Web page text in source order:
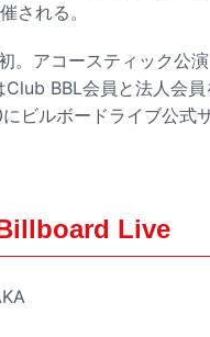
される。
。アコースティック公
BBL会員と法人会
ビルボードライブ公式
Live